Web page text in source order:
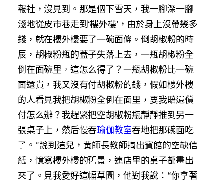
報社，沒見到。那是個下雪天，我一腳深一腳
淺地從皮市巷走到‘樓外樓’，由於身上沒帶幾多
錢，就在樓外樓要了一碗面條。倒胡椒粉的時
辰，胡椒粉瓶的蓋子失落上去，一瓶胡椒粉全
倒在面碗里，這怎么得了？一瓶胡椒粉比一碗
面還貴，我又沒有付胡椒粉的錢，假如樓外樓
的人看見我把胡椒粉全倒在面里，要我賠還償
付怎么辦？我趕緊把空胡椒粉瓶靜靜推到另一
張桌子上，然后慢吞瑜伽教室吞地把那碗面吃
了。”說到這兒，黃師長教師掏出賓館的空缺信
紙，憶寫樓外樓的舊景，連店里的桌子都畫出
來了。見我愛好這幅草圖，他對我說：“你拿著